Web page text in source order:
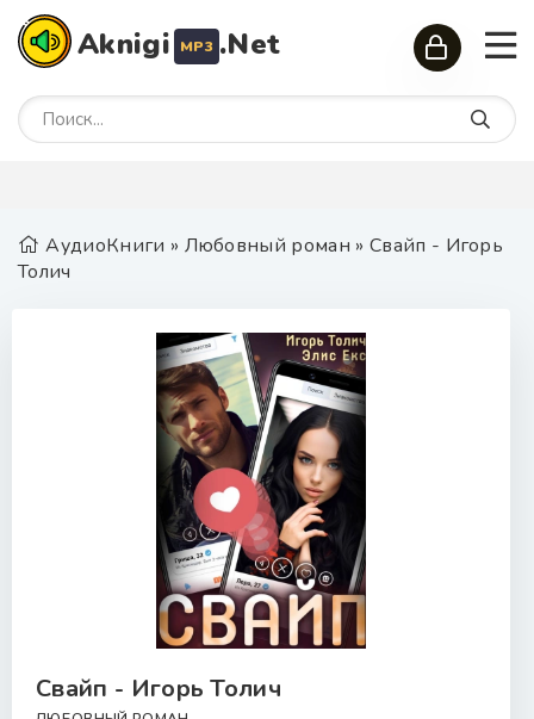
Aknigi MP3 .Net
АудиоКниги » Любовный роман » Свайп - Игорь
Толич
Свайп - Игорь Толич